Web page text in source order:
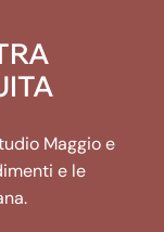
Maggio e
e le